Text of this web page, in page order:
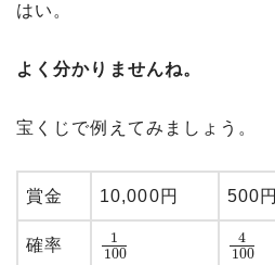
はい。
よく分かりませんね。
宝くじで例えてみましょう。
賞金 10,000円 500円
確率
1
100
4
100